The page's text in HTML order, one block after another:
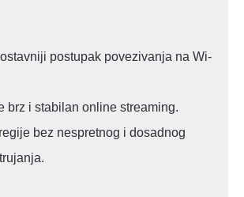
postupak povezivanja na Wi-
brz i stabilan online streaming.
bez nespretnog i dosadnog